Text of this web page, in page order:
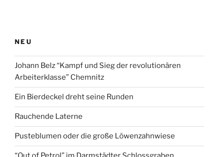
NEU
Johann Belz “Kampf und Sieg der revolutionären
Arbeiterklasse” Chemnitz
Ein Bierdeckel dreht seine Runden
Rauchende Laterne
Pusteblumen oder die große Löwenzahnwiese